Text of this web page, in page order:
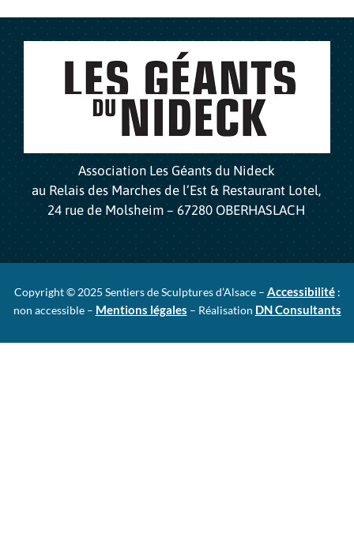
Association Les Géants du Nideck
au Relais des Marches de l’Est & Restaurant Lotel,
24 rue de Molsheim – 67280 OBERHASLACH
Copyright © 2025 Sentiers de Sculptures d’Alsace – Accessibilité:
non accessible – Mentions légales – Réalisation DN Consultants